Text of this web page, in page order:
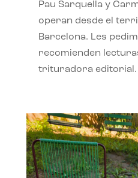
Pau Sarquella y
operan desde el
Barcelona. Les
recomienden
trituradora editorial.